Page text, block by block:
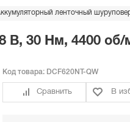
В, 30 Нм, 4400
Код товара: DCF620NT-QW
Сравнить В